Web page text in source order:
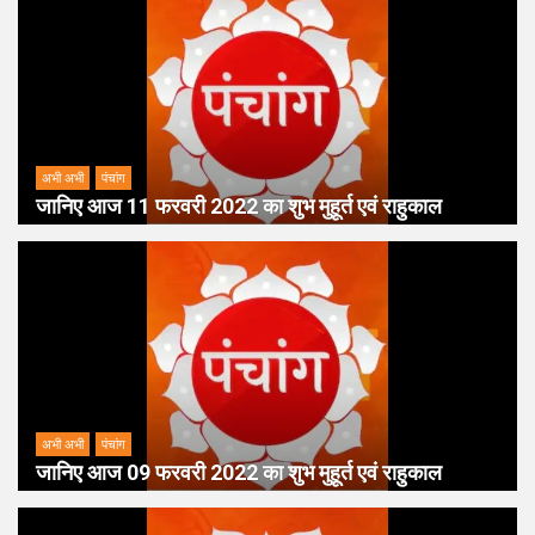
अभी अभी पंचांग
जानिए आज 11 फरवरी 2022 का शुभ मुहूर्त एवं राहुकाल
अभी अभी पंचांग
जानिए आज 09 फरवरी 2022 का शुभ मुहूर्त एवं राहुकाल